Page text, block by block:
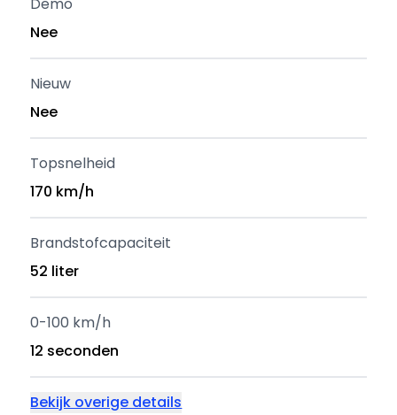
Nee
Nieuw
Nee
Topsnelheid
170 km/h
Brandstofcapaciteit
52 liter
0-100 km/h
12 seconden
Bekijk overige details